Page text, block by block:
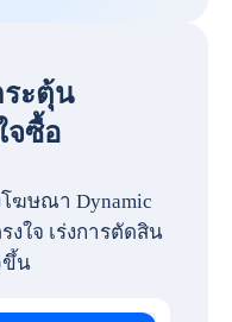
ระตุ้น
จซื้อ
โฆษณา Dynamic
งใจ เร่งการตัดสิน
ขึ้น